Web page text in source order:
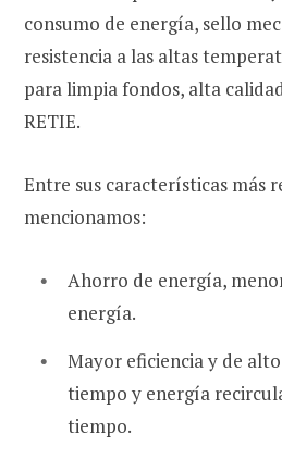
consumo de energía, sello
resistencia a las altas
para limpia fondos, alta
RETIE.
Entre sus características más
mencionamos:
Ahorro de energía,
energía.
Mayor eficiencia y de
tiempo y energía
tiempo.